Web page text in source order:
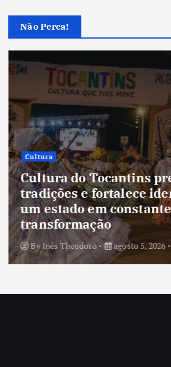
Não Perca!
Cultura
Cultura do Tocantins
tradições e fortalece
um estado em constante
transformação
ByInês Theodoro agosto 5, 2026